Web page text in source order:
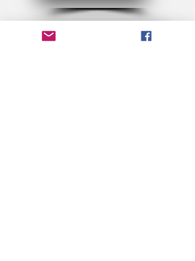
スティーブンブラウン